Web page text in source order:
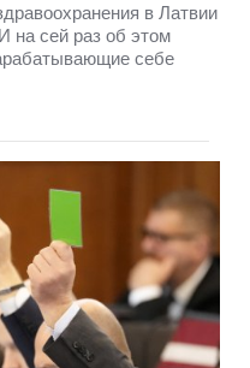
в Латвии
на сей раз об этом
себе